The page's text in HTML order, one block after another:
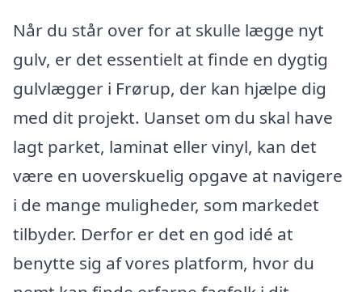
Når du står over for at skulle lægge nyt
gulv, er det essentielt at finde en dygtig
gulvlægger i Frørup, der kan hjælpe dig
med dit projekt. Uanset om du skal have
lagt parket, laminat eller vinyl, kan det
være en uoverskuelig opgave at navigere
i de mange muligheder, som markedet
tilbyder. Derfor er det en god idé at
benytte sig af vores platform, hvor du